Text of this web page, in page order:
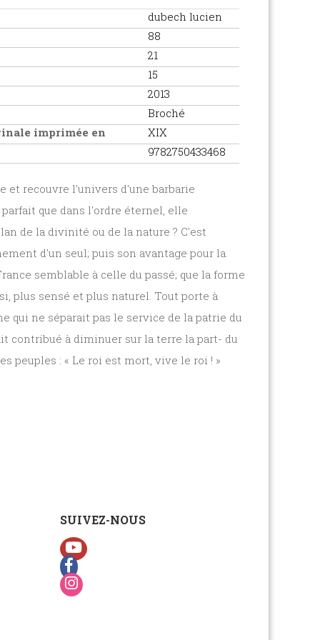
dubech lucien
88
21
15
2013
Broché
imprimée en
XIX
9782750433468
et recouvre l'univers d'une barbarie
que dans l'ordre éternel, elle
de la divinité ou de la nature ? C'est
d'un seul; puis son avantage pour la.
semblable à celle du passé; que la forme
plus sensé et plus naturel. Tout porte à
qui ne séparait pas le service de la patrie du
contribué à diminuer sur la terre la part- du
peuples : « Le roi est mort, vive le roi ! »
SUIVEZ-NOUS